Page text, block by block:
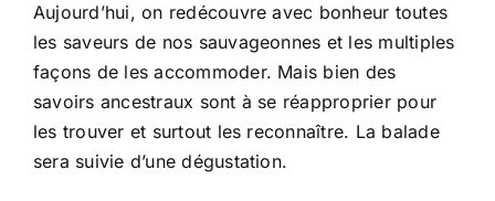
Aujourd’hui, on redécouvre avec bonheur toutes
les saveurs de nos sauvageonnes et les multiples
façons de les accommoder. Mais bien des
savoirs ancestraux sont à se réapproprier pour
les trouver et surtout les reconnaître. La balade
sera suivie d’une dégustation.